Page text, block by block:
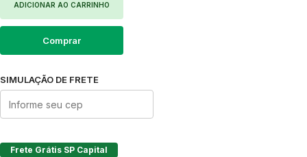
ADICIONAR AO CARRINHO
Comprar
SIMULAÇÃO DE FRETE
Frete Grátis SP Capital